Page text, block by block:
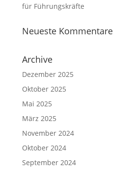
für Führungskräfte
Neueste Kommentare
Archive
Dezember 2025
Oktober 2025
Mai 2025
März 2025
November 2024
Oktober 2024
September 2024